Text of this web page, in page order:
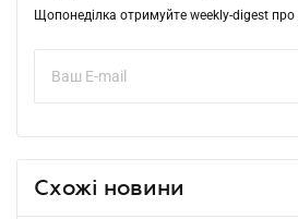
Щопонеділка отримуйте weekly-digest про
Схожі новини